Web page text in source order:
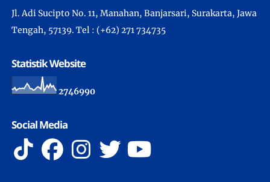
Jl. Adi Sucipto No. 11, Manahan, Banjarsari, Surakarta, Jawa
Tengah, 57139. Tel : (+62) 271 734735
Statistik Website
2746990
Social Media